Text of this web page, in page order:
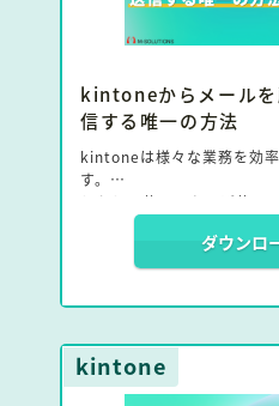
kintoneからメール
信する唯一の方法
kintoneは様々な業務を効
す。
しかし、使いこなせば使い
欲しい」という お悩みが出
本資料では「kintoneから
送れたら便利なのに…」と
ダウンロ
kintone